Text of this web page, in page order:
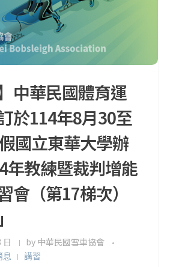
中華民國體育運
於114年8月30至
國立東華大學辦
年教練暨裁判增能
會（第17梯次）
日 by 中華民國雪車協會
息 講習